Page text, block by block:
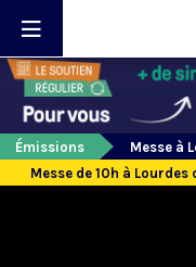
Émissions
Messe à
Messe de 10h à Lourdes